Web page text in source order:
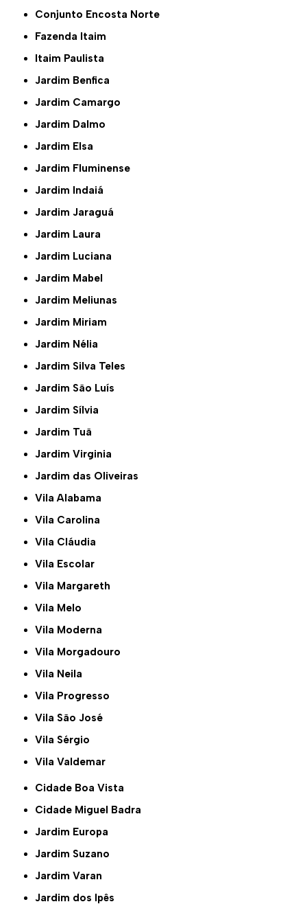
Conjunto Encosta Norte
Fazenda Itaim
Itaim Paulista
Jardim Benfica
Jardim Camargo
Jardim Dalmo
Jardim Elsa
Jardim Fluminense
Jardim Indaiá
Jardim Jaraguá
Jardim Laura
Jardim Luciana
Jardim Mabel
Jardim Meliunas
Jardim Miriam
Jardim Nélia
Jardim Silva Teles
Jardim São Luís
Jardim Sílvia
Jardim Tuã
Jardim Virginia
Jardim das Oliveiras
Vila Alabama
Vila Carolina
Vila Cláudia
Vila Escolar
Vila Margareth
Vila Melo
Vila Moderna
Vila Morgadouro
Vila Neila
Vila Progresso
Vila São José
Vila Sérgio
Vila Valdemar
Cidade Boa Vista
Cidade Miguel Badra
Jardim Europa
Jardim Suzano
Jardim Varan
Jardim dos Ipês